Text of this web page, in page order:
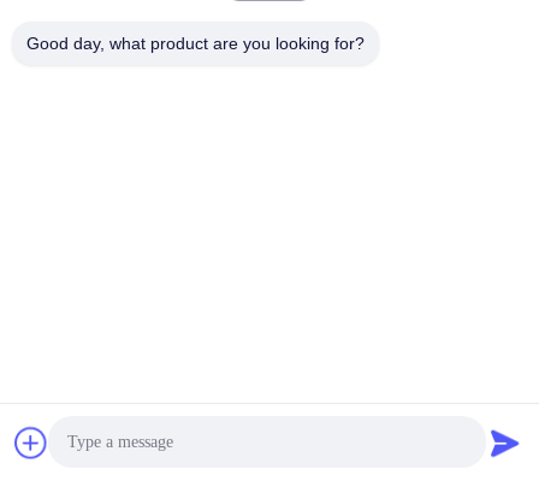
सबसे अच्छी कीमत पाएं
Good day, what product are you looking for?